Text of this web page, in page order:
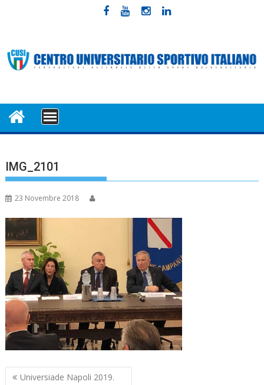
MENU
IMG_2101
23 Novembre 2018
Navigazione
Universiade Napoli 2019.